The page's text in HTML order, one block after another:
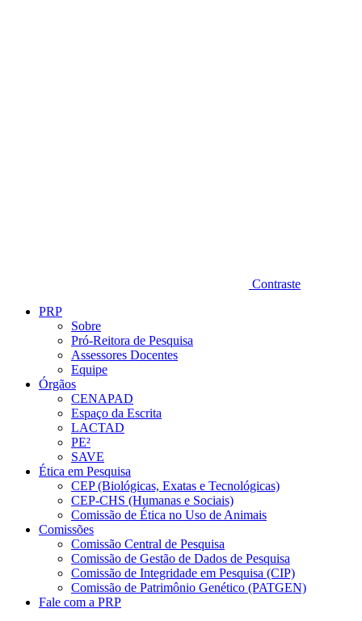
Contraste
PRP
Sobre
Pró-Reitora de Pesquisa
Assessores Docentes
Equipe
Órgãos
CENAPAD
Espaço da Escrita
LACTAD
PE²
SAVE
Ética em Pesquisa
CEP (Biológicas, Exatas e Tecnológicas)
CEP-CHS (Humanas e Sociais)
Comissão de Ética no Uso de Animais
Comissões
Comissão Central de Pesquisa
Comissão de Gestão de Dados de Pesquisa
Comissão de Integridade em Pesquisa (CIP)
Comissão de Patrimônio Genético (PATGEN)
Fale com a PRP